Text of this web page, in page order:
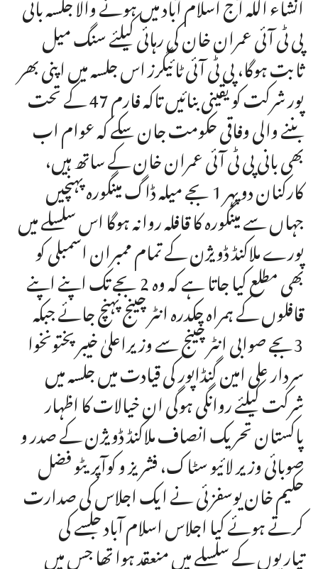
پی ٹی آئی عمران خان کی رہائی کیلئے سنگ میل
ثابت ہوگا، پی ٹی آئی ٹائیگرز اس جلسہ میں اپنی بھر
پور شرکت کو یقینی بنائیں تاکہ فارم 47 کے تحت
بننے والی وفاقی حکومت جان سکے کہ عوام اب
بھی بانی پی ٹی آئی عمران خان کے ساتھ ہیں،
کارکنان دوپہر 1 بجے میلہ ڈاگ مینگورہ پہنچیں
جہاں سے مینگورہ کا قافلہ روانہ ہوگا اس سلسلے میں
پورے ملاکنڈ ڈویژن کے تمام ممبران اسمبلی کو
بھی مطلع کیا جاتا ہے کہ وہ 2 بجے تک اپنے اپنے
قافلوں کے ہمراہ چکدرہ انٹر چینج پہنچ جائے جبکہ
3بجے صوابی انٹر چینج سے وزیراعلیٰ خیبر پختونخوا
سردار علی امین گنڈاپور کی قیادت میں جلسہ میں
شرکت کیلئے روانگی ہوگی ان خیالات کا اظہار
پاکستان تحریک انصاف ملاکنڈ ڈویژن کے صدر و
صوبائی وزیر لائیو سٹاک، فشریز و کوآپریٹو فضل
حکیم خان یوسفزئی نے ایک اجلاس کی صدارت
کرتے ہوئے کیا اجلاس اسلام آباد جلسے کی
تیاریوں کے سلسلے میں منعقد ہوا تھا جس میں